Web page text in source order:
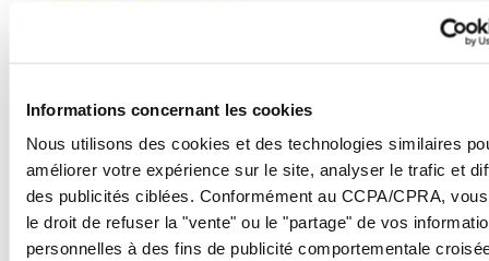
Informations concernant les cookies
Nous utilisons des cookies et des technologies similaires
améliorer votre expérience sur le site, analyser le trafic et
des publicités ciblées. Conformément au CCPA/CPRA,
le droit de refuser la "vente" ou le "partage" de vos
personnelles à des fins de publicité comportementale
Batha
Riyadh
Arabie Saoudite
00966 1 4032968
Riyadh@al-ghazalisa.com
See details Go to the 'AL-GHAZALI RIYADH'
AL-GHAZALI RIYADH